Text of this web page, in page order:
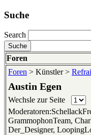
Suche
Search
Foren
Foren > Künstler >
Austin Egen
Wechsle zur Seite
GrammophonTeam,
Der_Designer,